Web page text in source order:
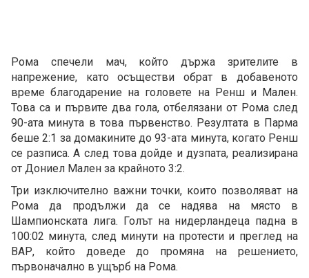
Рома спечели мач, който държа зрителите в
напрежение, като осъществи обрат в добавеното
време благодарение на головете на Ренш и Мален.
Това са и първите два гола, отбелязани от Рома след
90-ата минута в това първенство. Резултата в Парма
беше 2:1 за домакините до 93-ата минута, когато Ренш
се разписа. А след това дойде и дузпата, реализирана
от Дониел Мален за крайното 3:2.
Три изключително важни точки, които позволяват на
Рома да продължи да се надява на място в
Шампионската лига. Голът на нидерландеца падна в
100:02 минута, след минути на протести и преглед на
ВАР, който доведе до промяна на решението,
първоначално в ущърб на Рома.